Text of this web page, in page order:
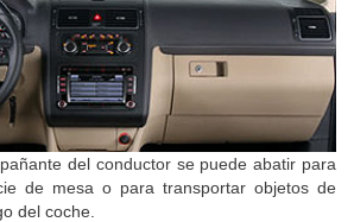
del conductor se puede abatir para
de mesa o para transportar objetos de
del coche.